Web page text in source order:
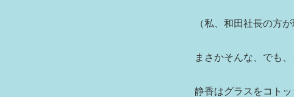
（私、和田社長の方
まさかそんな、でも
静香はグラスをコト